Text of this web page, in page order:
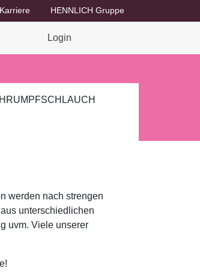
Unternehmen umschalten
Karriere
Dropdown-Menü Karriere umschalten
HENNLICH Gruppe
Login
werden nach strengen
unterschiedlichen
uvm. Viele unserer